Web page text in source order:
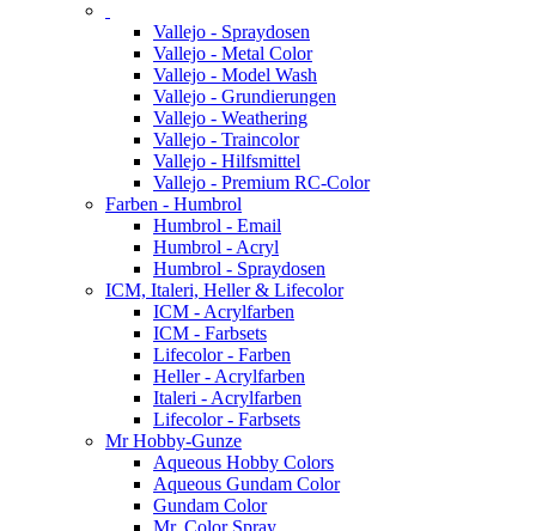
Vallejo - Spraydosen
Vallejo - Metal Color
Vallejo - Model Wash
Vallejo - Grundierungen
Vallejo - Weathering
Vallejo - Traincolor
Vallejo - Hilfsmittel
Vallejo - Premium RC-Color
Farben - Humbrol
Humbrol - Email
Humbrol - Acryl
Humbrol - Spraydosen
ICM, Italeri, Heller & Lifecolor
ICM - Acrylfarben
ICM - Farbsets
Lifecolor - Farben
Heller - Acrylfarben
Italeri - Acrylfarben
Lifecolor - Farbsets
Mr Hobby-Gunze
Aqueous Hobby Colors
Aqueous Gundam Color
Gundam Color
Mr. Color Spray